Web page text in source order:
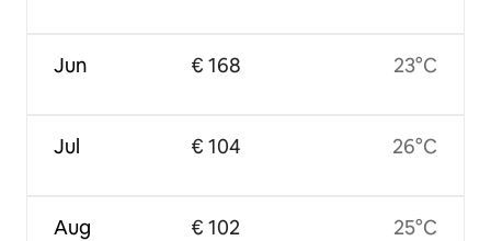
Jun
Jul
Aug
€ 168
€ 104
€ 102
23°C
26°C
25°C